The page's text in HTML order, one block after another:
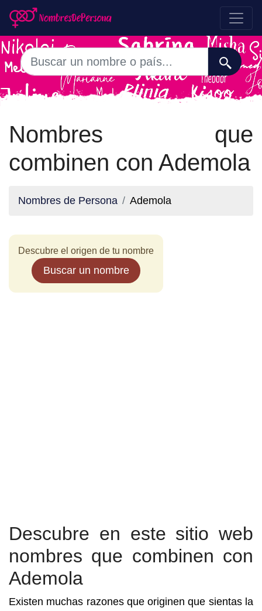
Nombres que
combinen con Ademola
Nombres de Persona Ademola
Descubre el origen de tu nombre
Buscar un nombre
Descubre en este sitio web
nombres que combinen con
Ademola
Existen muchas razones que originen que sientas la